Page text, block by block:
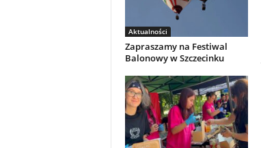
Aktualności
Zapraszamy na Festiwal
Balonowy w Szczecinku